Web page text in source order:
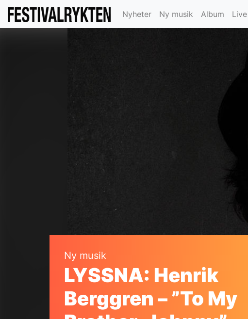
Nyheter Ny musik Album Live
Ny musik
LYSSNA: Henrik
Berggren – ”To My